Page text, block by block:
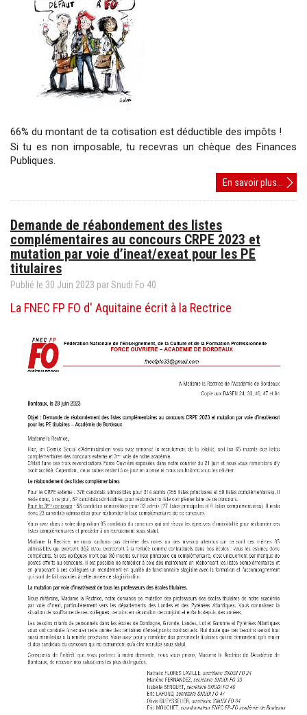
66% du montant de ta cotisation est déductible des impôts !
Si tu es non imposable, tu recevras un chèque des Finances
Publiques.
En savoir plus...
Demande de réabondement des listes
complémentaires au concours CRPE 2023 et
mutation par voie d’ineat/exeat pour les PE
titulaires
Publié le 30 Juin 2023 par Snudi Fo 40
La FNEC FP FO d' Aquitaine écrit à la Rectrice